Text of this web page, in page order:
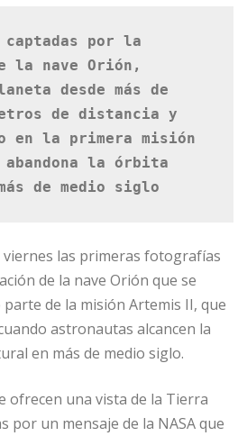
captadas por la
la nave Orión,
desde más de
de distancia y
en la primera misión
la órbita
de medio siglo
viernes las primeras fotografías
de la nave Orión que se
de la misión Artemis II, que
astronautas alcancen la
en más de medio siglo.
ofrecen una vista de la Tierra
por un mensaje de la NASA que